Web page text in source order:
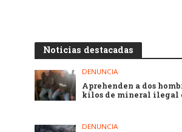
Noticias destacadas
DENUNCIA
Aprehenden a dos
kilos de mineral ilegal
DENUNCIA